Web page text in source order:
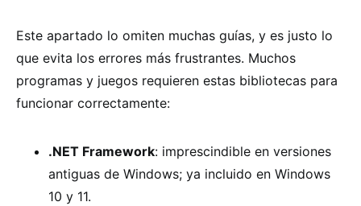
Este apartado lo omiten muchas guías, y es justo lo
que evita los errores más frustrantes. Muchos
programas y juegos requieren estas bibliotecas para
funcionar correctamente:
.NET Framework: imprescindible en versiones
antiguas de Windows; ya incluido en Windows
10 y 11.